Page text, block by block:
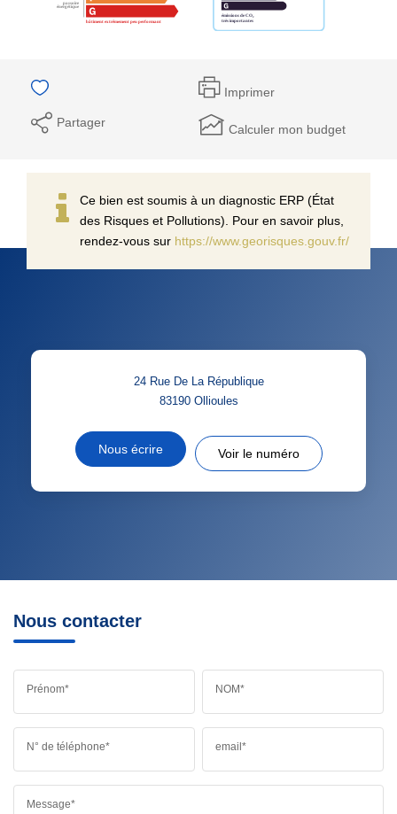
Imprimer
Partager Calculer mon budget
Ce bien est soumis à un diagnostic ERP (État
des Risques et Pollutions). Pour en savoir plus,
rendez-vous sur https://www.georisques.gouv.fr/
24 Rue De La République
83190 Ollioules
Nous écrire Voir le numéro
Nous contacter
Prénom* NOM*
N° de téléphone* email*
Message*